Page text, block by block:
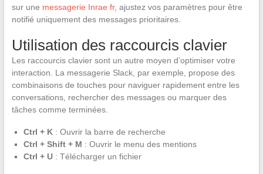
sur une messagerie Inrae fr, ajustez vos paramètres pour être
notifié uniquement des messages prioritaires.
Utilisation des raccourcis clavier
Les raccourcis clavier sont un autre moyen d’optimiser votre
interaction. La messagerie Slack, par exemple, propose des
combinaisons de touches pour naviguer rapidement entre les
conversations, rechercher des messages ou marquer des
tâches comme terminées.
Ctrl + K: Ouvrir la barre de recherche
Ctrl + Shift + M : Ouvrir le menu des mentions
Ctrl + U: Télécharger un fichier